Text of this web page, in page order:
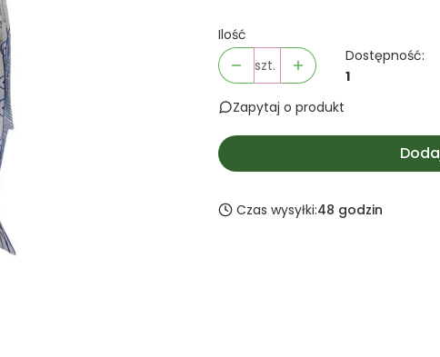
Ilość
szt.
Dostępność:
1
Zapytaj o produkt
Czas wysyłki:48 godzin